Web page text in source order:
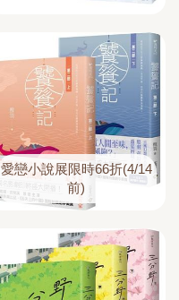
愛戀小說展限時66折(4/14
前)